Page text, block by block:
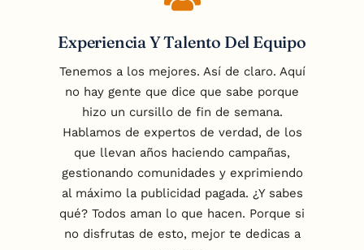
Experiencia Y Talento Del Equipo
Tenemos a los mejores. Así de claro. Aquí
no hay gente que dice que sabe porque
hizo un cursillo de fin de semana.
Hablamos de expertos de verdad, de los
que llevan años haciendo campañas,
gestionando comunidades y exprimiendo
al máximo la publicidad pagada. ¿Y sabes
qué? Todos aman lo que hacen. Porque si
no disfrutas de esto, mejor te dedicas a